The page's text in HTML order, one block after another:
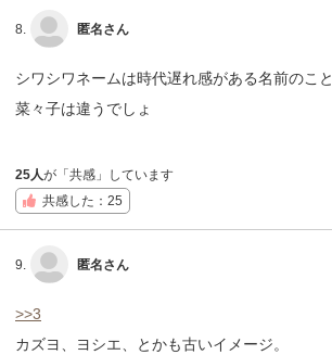
8. 匿名さん
シワシワネームは時代遅れ感がある名前のこ
菜々子は違うでしょ
25人が「共感」しています
共感した：25
9. 匿名さん
>>3
カズヨ、ヨシエ、とかも古いイメージ。